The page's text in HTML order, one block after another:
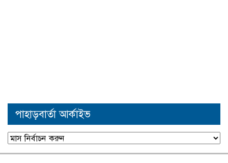
পাহাড়বার্তা আর্কাইভ
পাহাড়বার্তা
আর্কাইভ